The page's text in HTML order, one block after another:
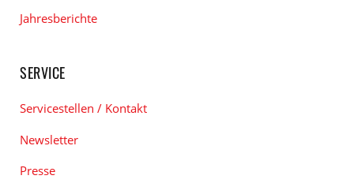
Jahresberichte
SERVICE
Servicestellen / Kontakt
Newsletter
Presse